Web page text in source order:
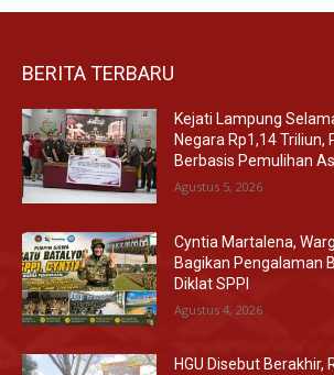
BERITA TERBARU
Kejati Lampung
Negara Rp1,14 Triliun,
Berbasis Pemulihan
Agustus 5, 2026
Cyntia Martalena,
Bagikan Pengalaman
Diklat SPPI
Agustus 4, 2026
HGU Disebut Berakhir,